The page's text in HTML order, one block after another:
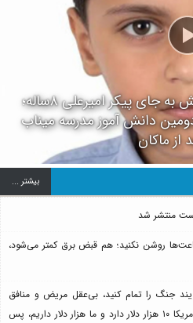
فیلم/ دفن یک لنگه کفش به جای پیکر امیرعلی ۸ساله؛
دانش آموز مدرسه میناب
از ماکان
بيشتر ...
منتشر شد
روشن نکنید؛ هم قبض برق کمتر می‌شود،
جنگ را تمام کنید، بی‌عقل مریض و منافق
هستند/ این آدم بی‌عقلی که می‌گوید آمریکا ۱۰ هزار دلار دارد و ما هزار دلار داریم، پس